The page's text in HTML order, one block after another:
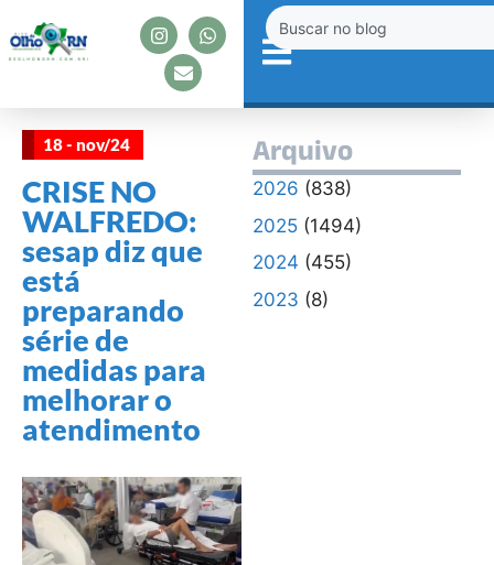
18 - nov/24
CRISE NO
WALFREDO:
sesap diz que
está
preparando
série de
medidas para
melhorar o
atendimento
Arquivo
2026 (838)
2025(1494)
2024 (455)
2023 (8)